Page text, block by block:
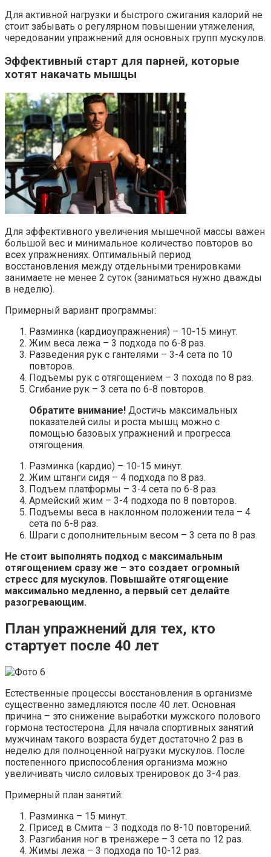
Для активной нагрузки и быстрого сжигания калорий не
стоит забывать о регулярном повышении утяжеления,
чередовании упражнений для основных групп мускулов.
Эффективный старт для парней, которые
хотят накачать мышцы
Для эффективного увеличения мышечной массы важен
большой вес и минимальное количество повторов во
всех упражнениях. Оптимальный период
восстановления между отдельными тренировками
занимаете не менее 2 суток (заниматься нужно дважды
в неделю).
Примерный вариант программы:
Разминка (кардиоупражнения) – 10-15 минут.
Жим веса лежа – 3 подхода по 6-8 раз.
Разведения рук с гантелями – 3-4 сета по 10
повторов.
Подъемы рук с отягощением – 3 похода по 8 раз.
Сгибание рук – 3 сета по 6-8 повторов.
Обратите внимание! Достичь максимальных
показателей силы и роста мышц можно с
помощью базовых упражнений и прогресса
отягощения.
Разминка (кардио) – 10-15 минут.
Жим штанги сидя – 4 подхода по 8 раз.
Подъем платформы – 3-4 сета по 6-8 раз.
Армейский жим – 3-4 подхода по 8 повторов.
Подъемы веса в наклонном положении тела – 4
сета по 6-8 раз.
Шраги с дополнительным весом – 3 сета по 8 раз.
Не стоит выполнять подход с максимальным
отягощением сразу же – это создает огромный
стресс для мускулов. Повышайте отягощение
максимально медленно, а первый сет делайте
разогревающим.
План упражнений для тех, кто
стартует после 40 лет
Естественные процессы восстановления в организме
существенно замедляются после 40 лет. Основная
причина – это снижение выработки мужского полового
гормона тестостерона. Для начала спортивных занятий
мужчинам такого возраста будет достаточно 2 раз в
неделю для полноценной нагрузки мускулов. После
постепенного приспособления организма можно
увеличивать число силовых тренировок до 3-4 раз.
Примерный план занятий:
Разминка – 15 минут.
Присед в Смита – 3 подхода по 8-10 повторений.
Разгибания ног в тренажере – 3 сета по 12 раз.
Жимы лежа – 3 подхода по 10-12 раз.